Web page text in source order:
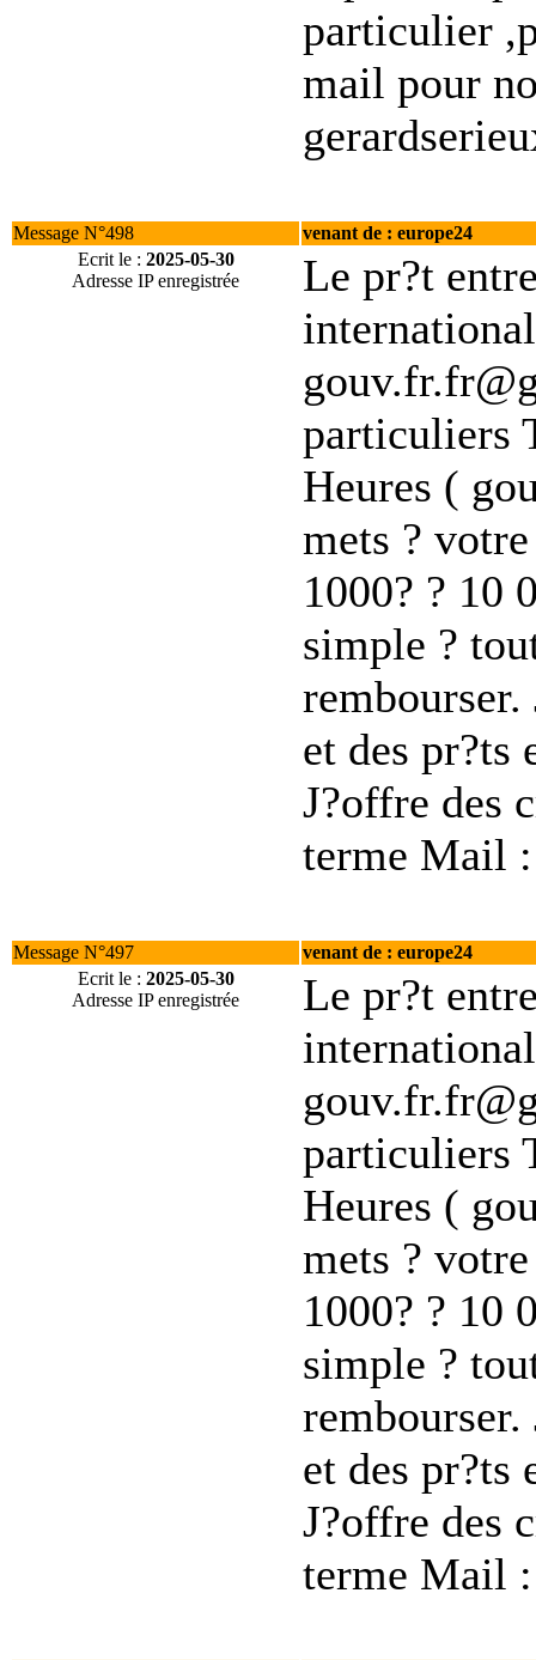
particulier
mail pour
Message N°498
venant de : europe24
Ecrit le : 2025-05-30
Adresse IP enregistrée
Le pr?t
particuliers
Heures (
mets ?
1000? ? 10
simple ?
rembourser.
et des pr?ts
J?offre des
terme Mail
Message N°497
venant de : europe24
Ecrit le : 2025-05-30
Adresse IP enregistrée
Le pr?t
particuliers
Heures (
mets ?
1000? ? 10
simple ?
rembourser.
et des pr?ts
J?offre des
terme Mail